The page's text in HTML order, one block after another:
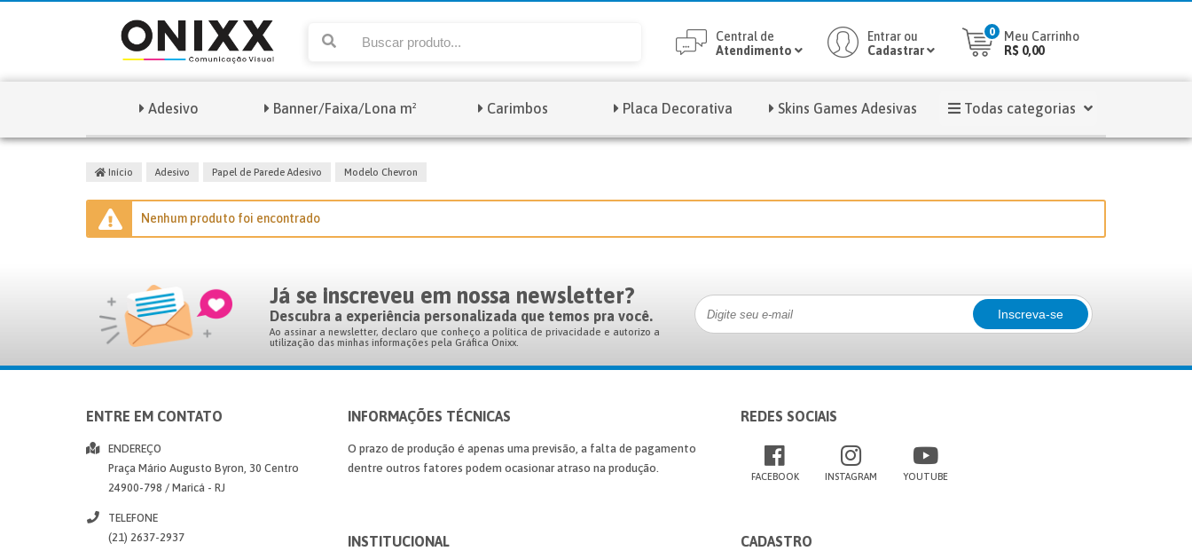
Central de
Atendimento
Entrar ou
Cadastrar
0
Meu Carrinho
R$ 0,00
Adesivo Banner/Faixa/Lona m² Carimbos Placa Decorativa Skins Games Adesivas Todas categorias
Início Adesivo Papel de Parede Adesivo Modelo Chevron
Nenhum produto foi encontrado
Já se inscreveu em nossa newsletter?
Descubra a experiência personalizada que temos pra você.
Ao assinar a newsletter, declaro que conheço a política de privacidade e autorizo a
utilização das minhas informações pela Gráfica Onixx.
ENTRE EM CONTATO
ENDEREÇO
Praça Mário Augusto Byron, 30 Centro
24900-798 / Maricá - RJ
TELEFONE
(21) 2637-2937
INFORMAÇÕES TÉCNICAS
O prazo de produção é apenas uma previsão, a falta de pagamento
dentre outros fatores podem ocasionar atraso na produção.
REDES SOCIAIS
FACEBOOK INSTAGRAM YOUTUBE
INSTITUCIONAL CADASTRO